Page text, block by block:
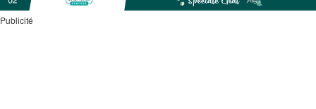
Publicité